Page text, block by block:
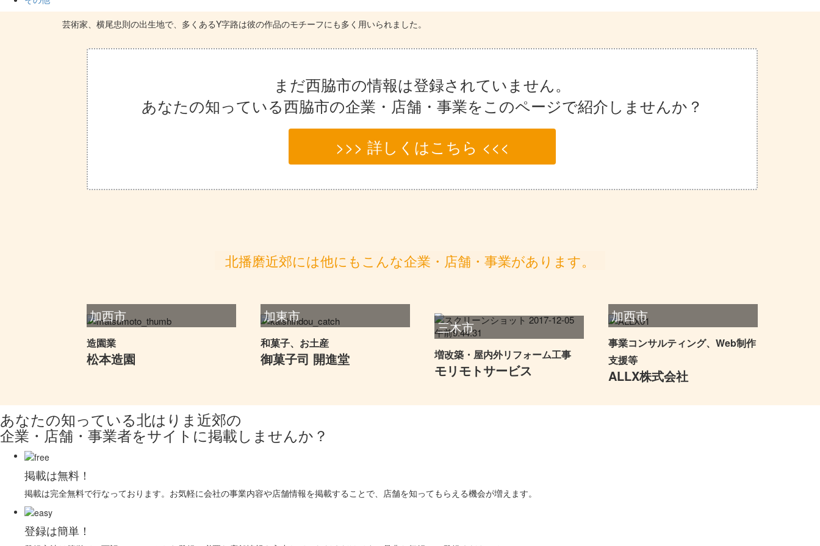
芸術家、横尾忠則の出生地で、多くあるY字路は彼の作品のモチーフにも多く用いられました。
まだ西脇市の情報は登録されていません。
あなたの知っている西脇市の企業・店舗・事業をこのページで紹介しませんか？
>>> 詳しくはこちら <<<
北播磨近郊には他にもこんな企業・店舗・事業があります。
加西市
造園業
松本造園
加東市
和菓子、お土産
御菓子司 開進堂
三木市
増改築・屋内外リフォーム工事
モリモトサービス
加西市
事業コンサルティング、Web制作
支援等
ALLX株式会社
あなたの知っている北はりま近郊の
企業・店舗・事業者をサイトに掲載しませんか？
掲載は無料！
掲載は完全無料で行なっております。お気軽に会社の事業内容や店舗情報を掲載することで、店舗を知ってもらえる機会が増えます。
登録は簡単！